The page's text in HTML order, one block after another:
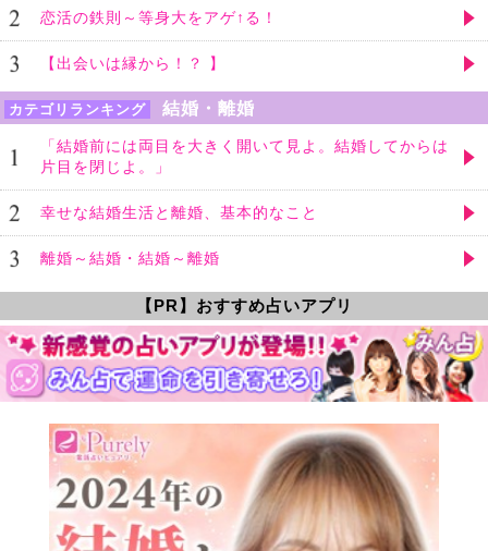
恋活の鉄則～等身大をアゲ↑る！
【出会いは縁から！？ 】
カテゴリランキング 結婚・離婚
「結婚前には両目を大きく開いて見よ。結婚してからは
片目を閉じよ。」
幸せな結婚生活と離婚、基本的なこと
離婚～結婚・結婚～離婚
【PR】おすすめ占いアプリ